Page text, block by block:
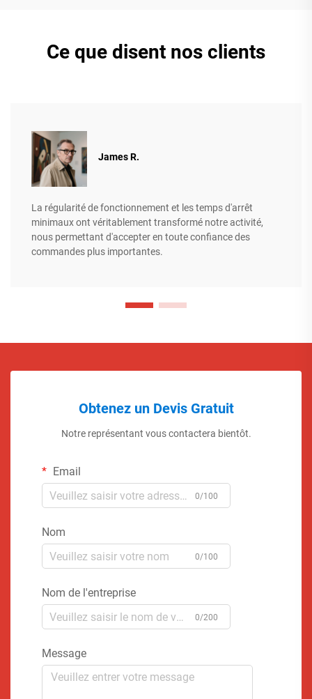
Ce que disent nos clients
James R.
La régularité de fonctionnement et les temps d'arrêt
minimaux ont véritablement transformé notre activité,
nous permettant d'accepter en toute confiance des
commandes plus importantes.
Obtenez un Devis Gratuit
Notre représentant vous contactera bientôt.
Email
0/100
Nom
0/100
Nom de l'entreprise
0/200
Message